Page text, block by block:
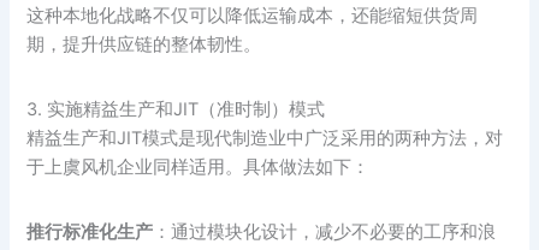
这种本地化战略不仅可以降低运输成本，还能缩短供货周
期，提升供应链的整体韧性。
3. 实施精益生产和JIT（准时制）模式
精益生产和JIT模式是现代制造业中广泛采用的两种方法，对
于上虞风机企业同样适用。具体做法如下：
推行标准化生产 ：通过模块化设计，减少不必要的工序和浪